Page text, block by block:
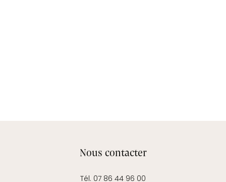
Nous contacter
Tél. 07 86 44 96 00